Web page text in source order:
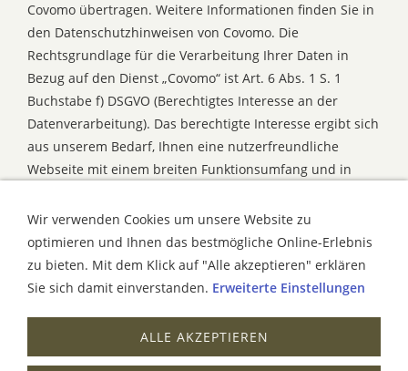
Covomo übertragen. Weitere Informationen finden Sie in
den Datenschutzhinweisen von Covomo. Die
Rechtsgrundlage für die Verarbeitung Ihrer Daten in
Bezug auf den Dienst „Covomo“ ist Art. 6 Abs. 1 S. 1
Buchstabe f) DSGVO (Berechtigtes Interesse an der
Datenverarbeitung). Das berechtigte Interesse ergibt sich
aus unserem Bedarf, Ihnen eine nutzerfreundliche
Webseite mit einem breiten Funktionsumfang und in
KONTAKT
Wir verwenden Cookies um unsere Website zu
optimieren und Ihnen das bestmögliche Online-Erlebnis
zu bieten. Mit dem Klick auf "Alle akzeptieren" erklären
Sie sich damit einverstanden. Erweiterte Einstellungen
ALLE AKZEPTIEREN